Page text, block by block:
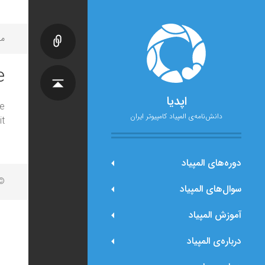
اپدیا
دانش‌نامه‌ی المپیاد کامپیوتر ایران
دوره‌های المپیاد
سوال‌های المپیاد
آموزش المپیاد
درباره‌ی المپیاد